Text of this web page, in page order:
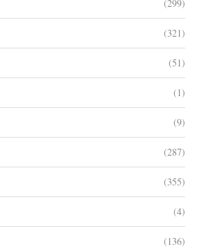
(299)
(321)
(51)
(1)
(9)
(287)
(355)
(4)
(136)